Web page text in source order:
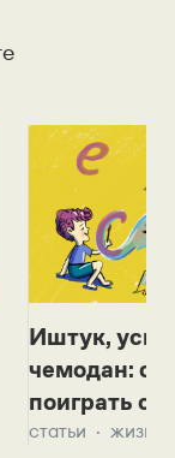
Иштук,
чемодан:
поиграть с
статьи жизнь